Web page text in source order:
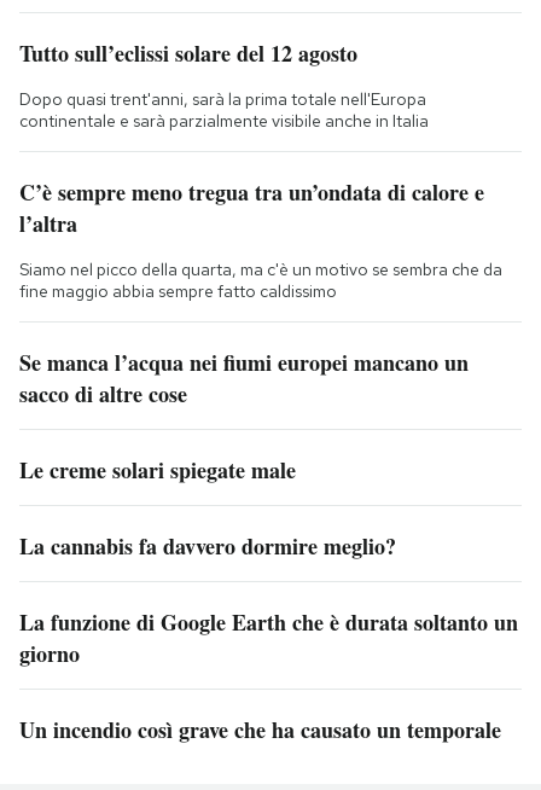
Tutto sull’eclissi solare del 12 agosto
Dopo quasi trent'anni, sarà la prima totale nell'Europa
continentale e sarà parzialmente visibile anche in Italia
C’è sempre meno tregua tra un’ondata di calore e
l’altra
Siamo nel picco della quarta, ma c'è un motivo se sembra che da
fine maggio abbia sempre fatto caldissimo
Se manca l’acqua nei fiumi europei mancano un
sacco di altre cose
Le creme solari spiegate male
La cannabis fa davvero dormire meglio?
La funzione di Google Earth che è durata soltanto un
giorno
Un incendio così grave che ha causato un temporale